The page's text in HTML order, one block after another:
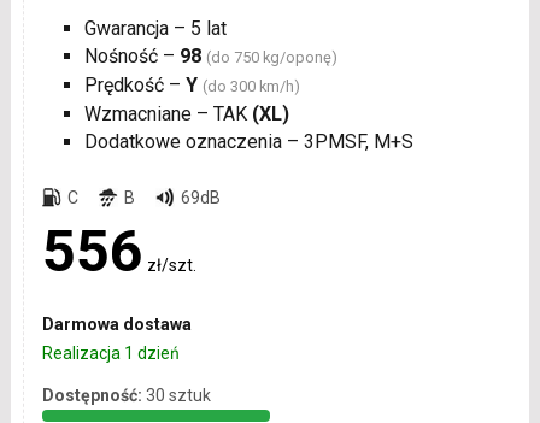
Gwarancja – 5 lat
Nośność – 98 (do 750 kg/oponę)
Prędkość – Y (do 300 km/h)
Wzmacniane – TAK (XL)
Dodatkowe oznaczenia – 3PMSF, M+S
C B 69dB
556 zł/szt.
Darmowa dostawa
Realizacja 1 dzień
Dostępność: 30 sztuk